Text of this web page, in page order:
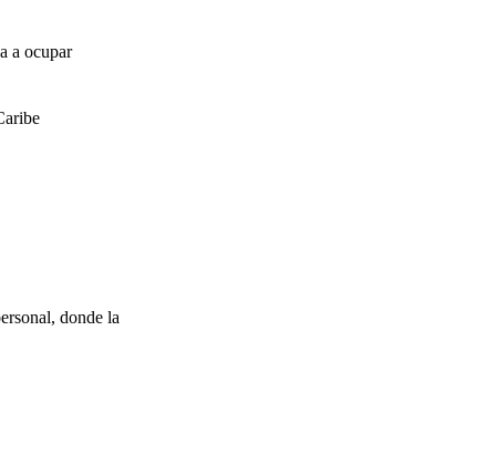
a ocupar
donde la